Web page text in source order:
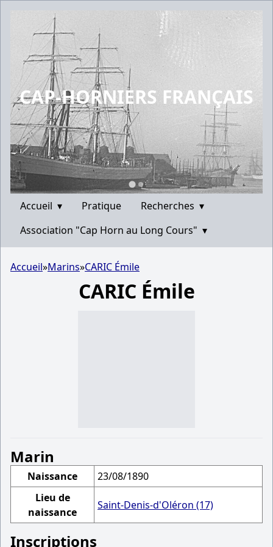
CAP-HORNIERS FRANÇAIS
Accueil ▾ Pratique Recherches ▾
Association "Cap Horn au Long Cours" ▾
Accueil»Marins»CARIC Émile
CARIC Émile
Marin
Naissance
23/08/1890
Lieu de
naissance
Saint-Denis-d'Oléron (17)
Inscriptions